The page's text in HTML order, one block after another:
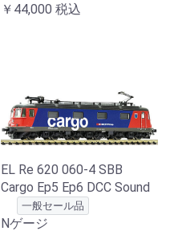
￥44,000 税込
EL Re 620 060-4 SBB
Cargo Ep5 Ep6 DCC Sound
一般セール品
Nゲージ